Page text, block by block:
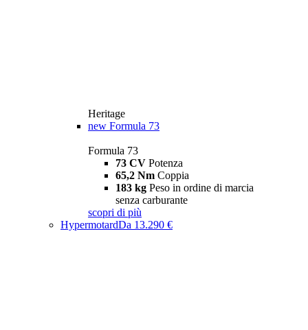
Heritage
new Formula 73
Formula 73
73 CV Potenza
65,2 Nm Coppia
183 kg Peso in ordine di marcia
senza carburante
scopri di più
HypermotardDa 13.290 €